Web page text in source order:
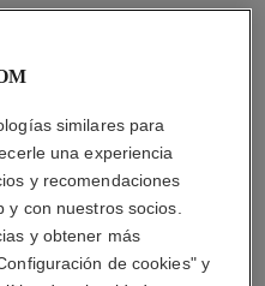
similares para
una experiencia
y recomendaciones
y con nuestros socios.
y obtener más
de cookies" y